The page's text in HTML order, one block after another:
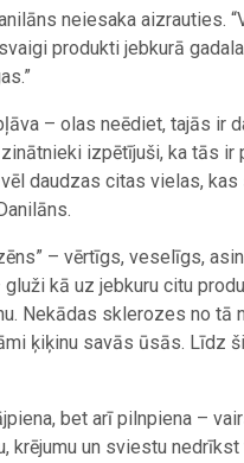
neiesaka aizrauties.
produkti jebkurā
– olas neēdiet, tajās ir
izpētījuši, ka tās
daudzas citas vielas,
– vērtīgs, veselīgs,
kā uz jebkuru citu
Nekādas sklerozes no tā
ķiķinu savās ūsās. Līdz
bet arī pilnpiena –
krējumu un sviestu